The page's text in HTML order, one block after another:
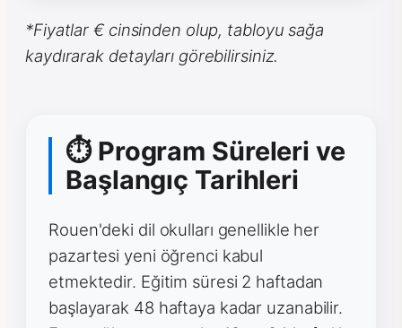
*Fiyatlar € cinsinden olup, tabloyu sağa
kaydırarak detayları görebilirsiniz.
⏱ Program Süreleri ve
Başlangıç Tarihleri
Rouen'deki dil okulları genellikle her
pazartesi yeni öğrenci kabul
etmektedir. Eğitim süresi 2 haftadan
başlayarak 48 haftaya kadar uzanabilir.